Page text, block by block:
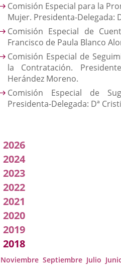
Comisión Especial para la
Mujer. Presidenta-Delegada:
Comisión Especial de
Francisco de Paula Blanco
Comisión Especial de
la Contratación.
Herández Moreno.
Comisión Especial de
Presidenta-Delegada: Dª
2026
2024
2023
2022
2021
2020
2019
2018
Noviembre Septiembre Julio